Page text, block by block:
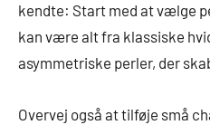
kendte: Start med at vælge
kan være alt fra klassiske
asymmetriske perler, der
Overvej også at tilføje små